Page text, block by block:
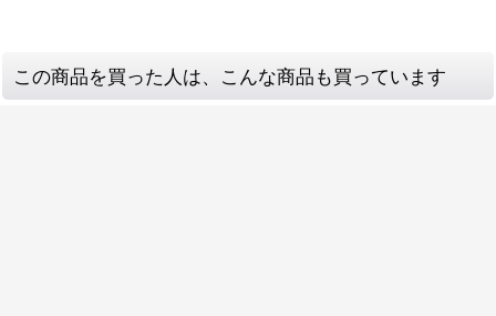
この商品を買った人は、こんな商品も買っています